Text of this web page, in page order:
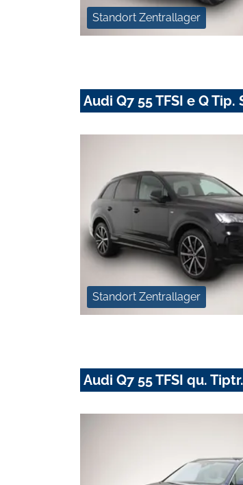
Standort Zentrallager
Audi Q7 55 TFSI e Q
Standort Zentrallager
Audi Q7 55 TFSI qu.